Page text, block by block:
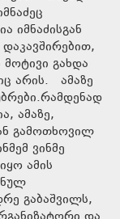
იმნაძისგან
გახდა
არის. ამაზე
ამაზე,
გამოთხოვილ
ვინმე
ამის
გაბაშვილს,